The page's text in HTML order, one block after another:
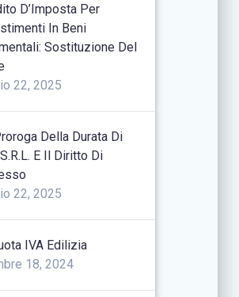
D’Imposta Per
In Beni
Sostituzione Del
22, 2025
Della Durata Di
S.r.l. E Il Diritto Di
22, 2025
IVA Edilizia
18, 2024